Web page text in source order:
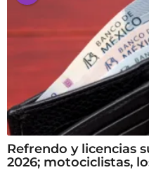
Refrendo y licencias
2026; motociclistas,